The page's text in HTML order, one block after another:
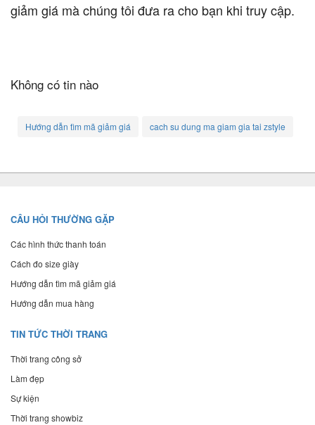
giảm giá mà chúng tôi đưa ra cho bạn khi truy cập.
Không có tin nào
Hướng dẫn tìm mã giảm giá cach su dung ma giam gia tai zstyle
CÂU HỎI THƯỜNG GẶP
Các hình thức thanh toán
Cách đo size giày
Hướng dẫn tìm mã giảm giá
Hướng dẫn mua hàng
TIN TỨC THỜI TRANG
Thời trang công sở
Làm đẹp
Sự kiện
Thời trang showbiz